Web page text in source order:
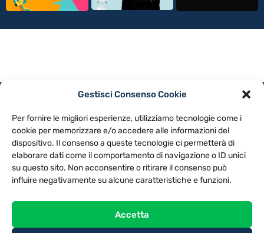
Gestisci Consenso Cookie
Per fornire le migliori esperienze, utilizziamo tecnologie come i
cookie per memorizzare e/o accedere alle informazioni del
dispositivo. Il consenso a queste tecnologie ci permetterà di
elaborare dati come il comportamento di navigazione o ID unici
su questo sito. Non acconsentire o ritirare il consenso può
influire negativamente su alcune caratteristiche e funzioni.
Accetta
NOTE LEGALI
CONTATTACI PREFERENZE
TV LIBERA S.P.A.
Via Monteleonese 95/21 – 51100 Pistoia (PT)
Tel. 0573.9136 / Fax 0573.913615